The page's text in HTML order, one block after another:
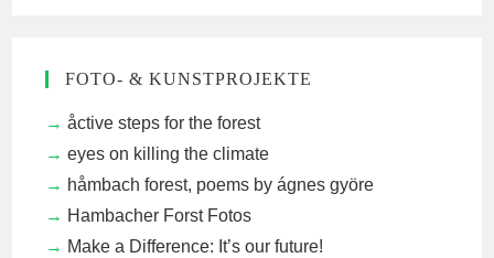
FOTO- & KUNSTPROJEKTE
åctive steps for the forest
eyes on killing the climate
håmbach forest, poems by ágnes györe
Hambacher Forst Fotos
Make a Difference: It’s our future!